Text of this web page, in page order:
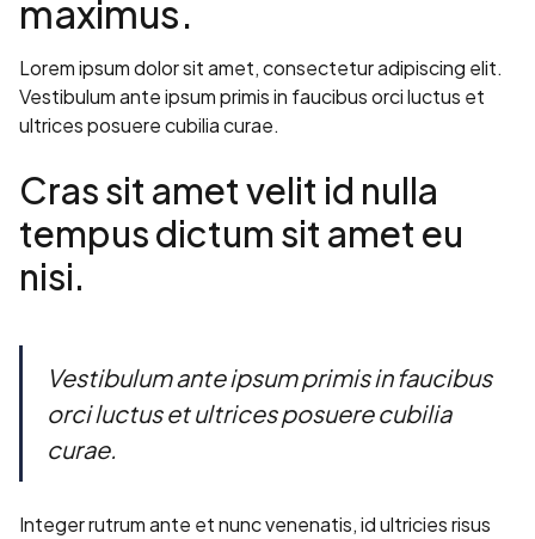
maximus.
Lorem ipsum dolor sit amet, consectetur adipiscing elit.
Vestibulum ante ipsum primis in faucibus orci luctus et
ultrices posuere cubilia curae.
Cras sit amet velit id nulla
tempus dictum sit amet eu
nisi.
Vestibulum ante ipsum primis in faucibus
orci luctus et ultrices posuere cubilia
curae.
Integer rutrum ante et nunc venenatis, id ultricies risus